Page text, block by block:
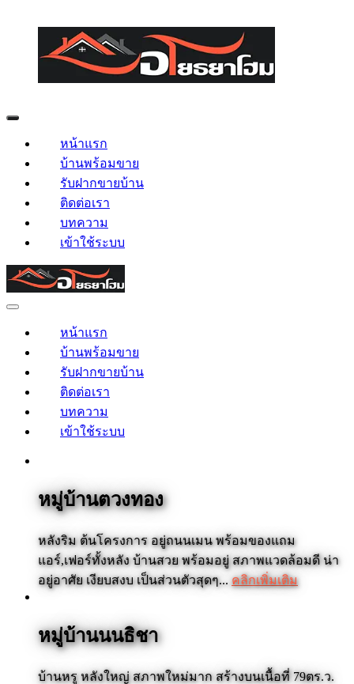
หน้าแรก
บ้านพร้อมขาย
รับฝากขายบ้าน
ติดต่อเรา
บทความ
เข้าใช้ระบบ
หน้าแรก
บ้านพร้อมขาย
รับฝากขายบ้าน
ติดต่อเรา
บทความ
เข้าใช้ระบบ
หมู่บ้านตวงทอง
หลังริม ต้นโครงการ อยู่ถนนเมน พร้อมของแถม
แอร์,เฟอร์ทั้งหลัง บ้านสวย พร้อมอยู่ สภาพแวดล้อมดี น่า
อยู่อาศัย เงียบสงบ เป็นส่วนตัวสุดๆ... คลิกเพิ่มเติม
หมู่บ้านนนธิชา
บ้านหรู หลังใหญ่ สภาพใหม่มาก สร้างบนเนื้อที่ 79ตร.ว.